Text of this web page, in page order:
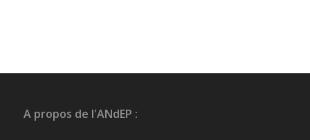
A propos de l'ANdEP :